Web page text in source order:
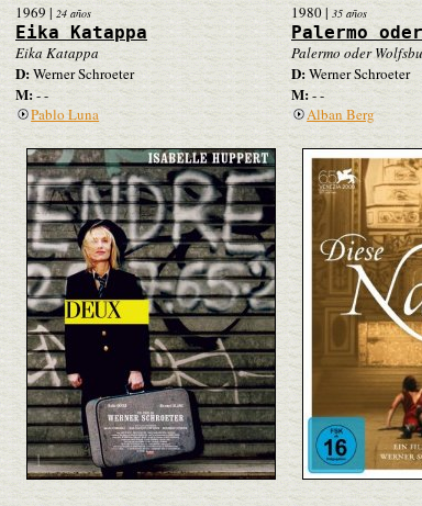
1969 | 24 años
Eika Katappa
Eika Katappa
D:Werner Schroeter
M:- -
Pablo Luna
1980| 35 años
Palermo
Palermo oder
D:Werner Schroeter
M:- -
Alban Berg